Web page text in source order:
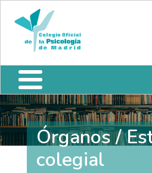
este
incluye
sistema
de
accesibilidad.
Pasar al contenido principal
Órganos /
colegial